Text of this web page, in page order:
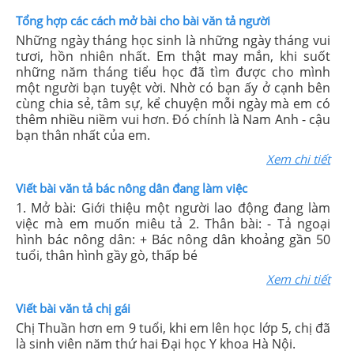
Tổng hợp các cách mở bài cho bài văn tả người
Những ngày tháng học sinh là những ngày tháng vui
tươi, hồn nhiên nhất. Em thật may mắn, khi suốt
những năm tháng tiểu học đã tìm được cho mình
một người bạn tuyệt vời. Nhờ có bạn ấy ở cạnh bên
cùng chia sẻ, tâm sự, kể chuyện mỗi ngày mà em có
thêm nhiều niềm vui hơn. Đó chính là Nam Anh - cậu
bạn thân nhất của em.
Xem chi tiết
Viết bài văn tả bác nông dân đang làm việc
1. Mở bài: Giới thiệu một người lao động đang làm
việc mà em muốn miêu tả 2. Thân bài: - Tả ngoại
hình bác nông dân: + Bác nông dân khoảng gần 50
tuổi, thân hình gầy gò, thấp bé
Xem chi tiết
Viết bài văn tả chị gái
Chị Thuần hơn em 9 tuổi, khi em lên học lớp 5, chị đã
là sinh viên năm thứ hai Đại học Y khoa Hà Nội.